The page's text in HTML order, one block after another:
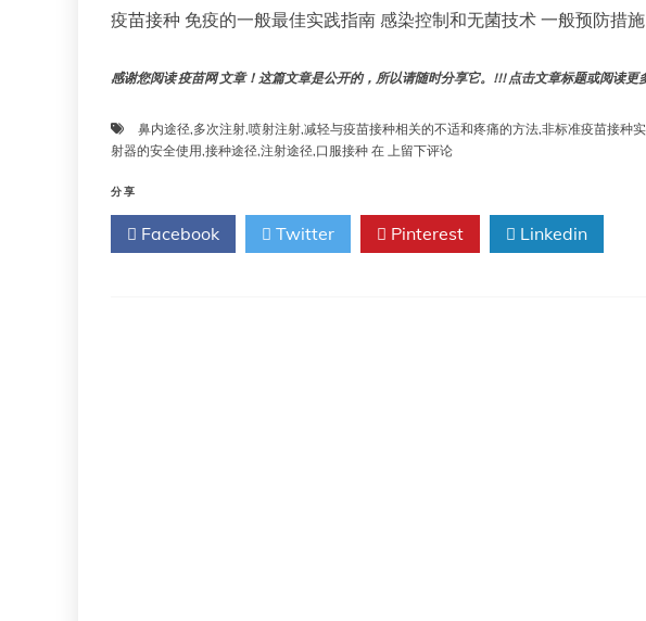
疫苗接种 免疫的一般最佳实践指南 感染控制和无菌技术 一般预防措
感谢您阅读 疫苗网 文章！这篇文章是公开的，所以请随时分享它。!!! 点击文章标题或阅读更
鼻内途径,多次注射,喷射注射,减轻与疫苗接种相关的不适和疼痛的方法,非标准疫苗接种
射器的安全使用,接种途径,注射途径,口服接种 在 疫
种
上留下评论
分享
Facebook Twitter Pinterest Linkedin